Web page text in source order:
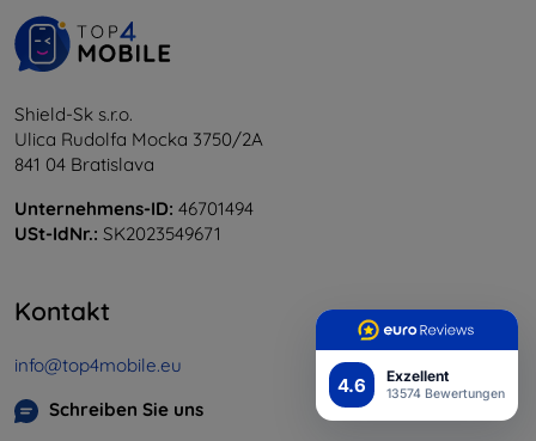
4.6 Exzellent
13574 Bewertungen
Shield-Sk s.r.o.
Ulica Rudolfa Mocka 3750/2A
841 04 Bratislava
Unternehmens-ID: 46701494
USt-IdNr.: SK2023549671
Kontakt
info@top4mobile.eu
Schreiben Sie uns